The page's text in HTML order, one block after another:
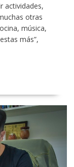
actividades,
otras
música,
más”,